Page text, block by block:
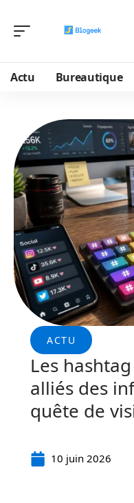
Actu Bureautique
ACTU
Les
alliés des
quête de
10 juin 2026